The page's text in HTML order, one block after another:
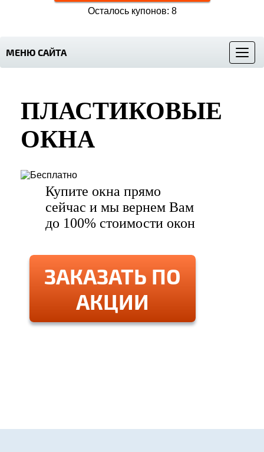
Осталось купонов: 8
Меню
МЕНЮ САЙТА
ПЛАСТИКОВЫЕ
ОКНА
Купите окна прямо
сейчас и мы вернем Вам
до 100% стоимости окон
ЗАКАЗАТЬ ПО
АКЦИИ